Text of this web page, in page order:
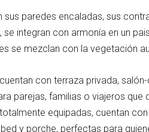
paredes encaladas, sus
integran con armonía en un
se mezclan con la vegetación
con terraza privada,
parejas, familias o viajeros que
equipadas, cuentan
y porche, perfectas para